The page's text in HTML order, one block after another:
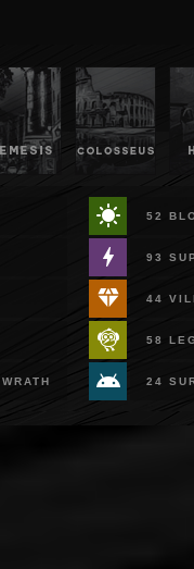
44
NEMESIS
***
COLOSSEUS
***
WRATH
sunny 52
bolt 93
diamond 44
flutter_dash 58
android 24